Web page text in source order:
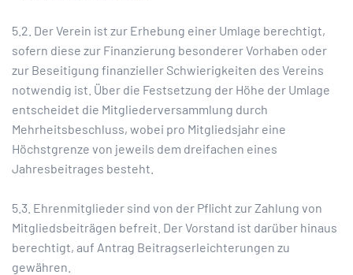
5.2. Der Verein ist zur Erhebung einer Umlage berechtigt,
sofern diese zur Finanzierung besonderer Vorhaben oder
zur Beseitigung finanzieller Schwierigkeiten des Vereins
notwendig ist. Über die Festsetzung der Höhe der Umlage
entscheidet die Mitgliederversammlung durch
Mehrheitsbeschluss, wobei pro Mitgliedsjahr eine
Höchstgrenze von jeweils dem dreifachen eines
Jahresbeitrages besteht.
5.3. Ehrenmitglieder sind von der Pflicht zur Zahlung von
Mitgliedsbeiträgen befreit. Der Vorstand ist darüber hinaus
berechtigt, auf Antrag Beitragserleichterungen zu
gewähren.